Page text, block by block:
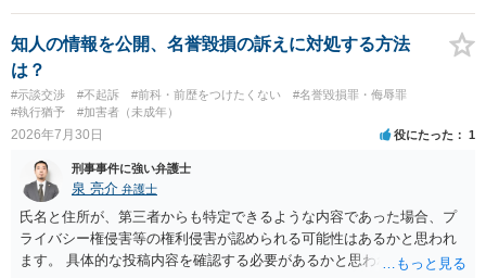
答】 賭博罪は、参加者が互いに財物を賭けてその得喪を争う場合に成
立します。 質問者様がご自身のポケットマネーから懸賞として賞金を
出し、参加者からの参加費が全額会場レンタル費用に充てられて賞金
原資と完全に分離されている場合、参加者が自らの財物を失うリスク
が存在しないため賭博罪には該当しないとする見解が一般的です。ま
た、利益を得る目的もないため賭博場開帳図利罪も成立しないと考え
事・行政上の観点から以下の点が考慮されます。景品表示法について
は事業者が顧客を誘引するためのものではないため対象外と考えられ
ますが、自治会館の利用規約（目的外利用や金銭徴収の可否など）へ
の抵触が問題となることがあります。 【質問3への回答】 主催者とし
ての注意点として、まず参加費がすべて会場代の実費に充てられてい
知人の情報を公開、名誉毀損の訴えに対処する方法
は？
#示談交渉 #不起訴 #前科・前歴をつけたくない
#名誉毀損罪・侮辱罪
#執行猶予
#加害者（未成年）
2026年7月30日 役にたった 1
刑事事件に強い弁護士
泉 亮介 弁護士
氏名と住所が、第三者からも特定できるような内容であった場合、プ
ライバシー権侵害等の権利侵害が認められる可能性はあるかと思われ
ます。 具体的な投稿内容を確認する必要があるかと思われますので、